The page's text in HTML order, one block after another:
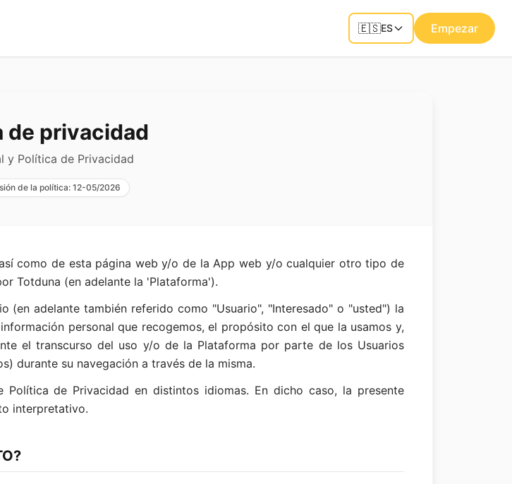
🇪🇸ES Empezar
de privacidad
y Política de Privacidad
de la política: 12-05/2026
como de esta página web y/o de la App web y/o cualquier otro tipo de
Totduna (en adelante la 'Plataforma').
(en adelante también referido como "Usuario", "Interesado" o "usted") la
personal que recogemos, el propósito con el que la usamos y,
el transcurso del uso y/o de la Plataforma por parte de los Usuarios
durante su navegación a través de la misma.
de Privacidad en distintos idiomas. En dicho caso, la presente
interpretativo.